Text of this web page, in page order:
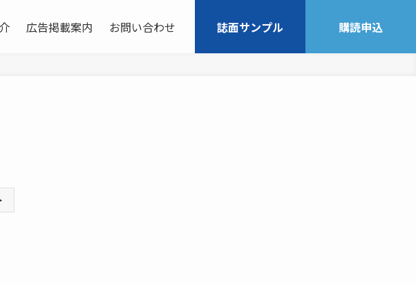
広告掲載案内 お問い合わせ 誌面サンプル 購読申込